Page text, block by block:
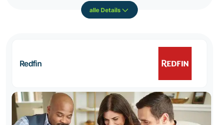
alle Details
Redfin